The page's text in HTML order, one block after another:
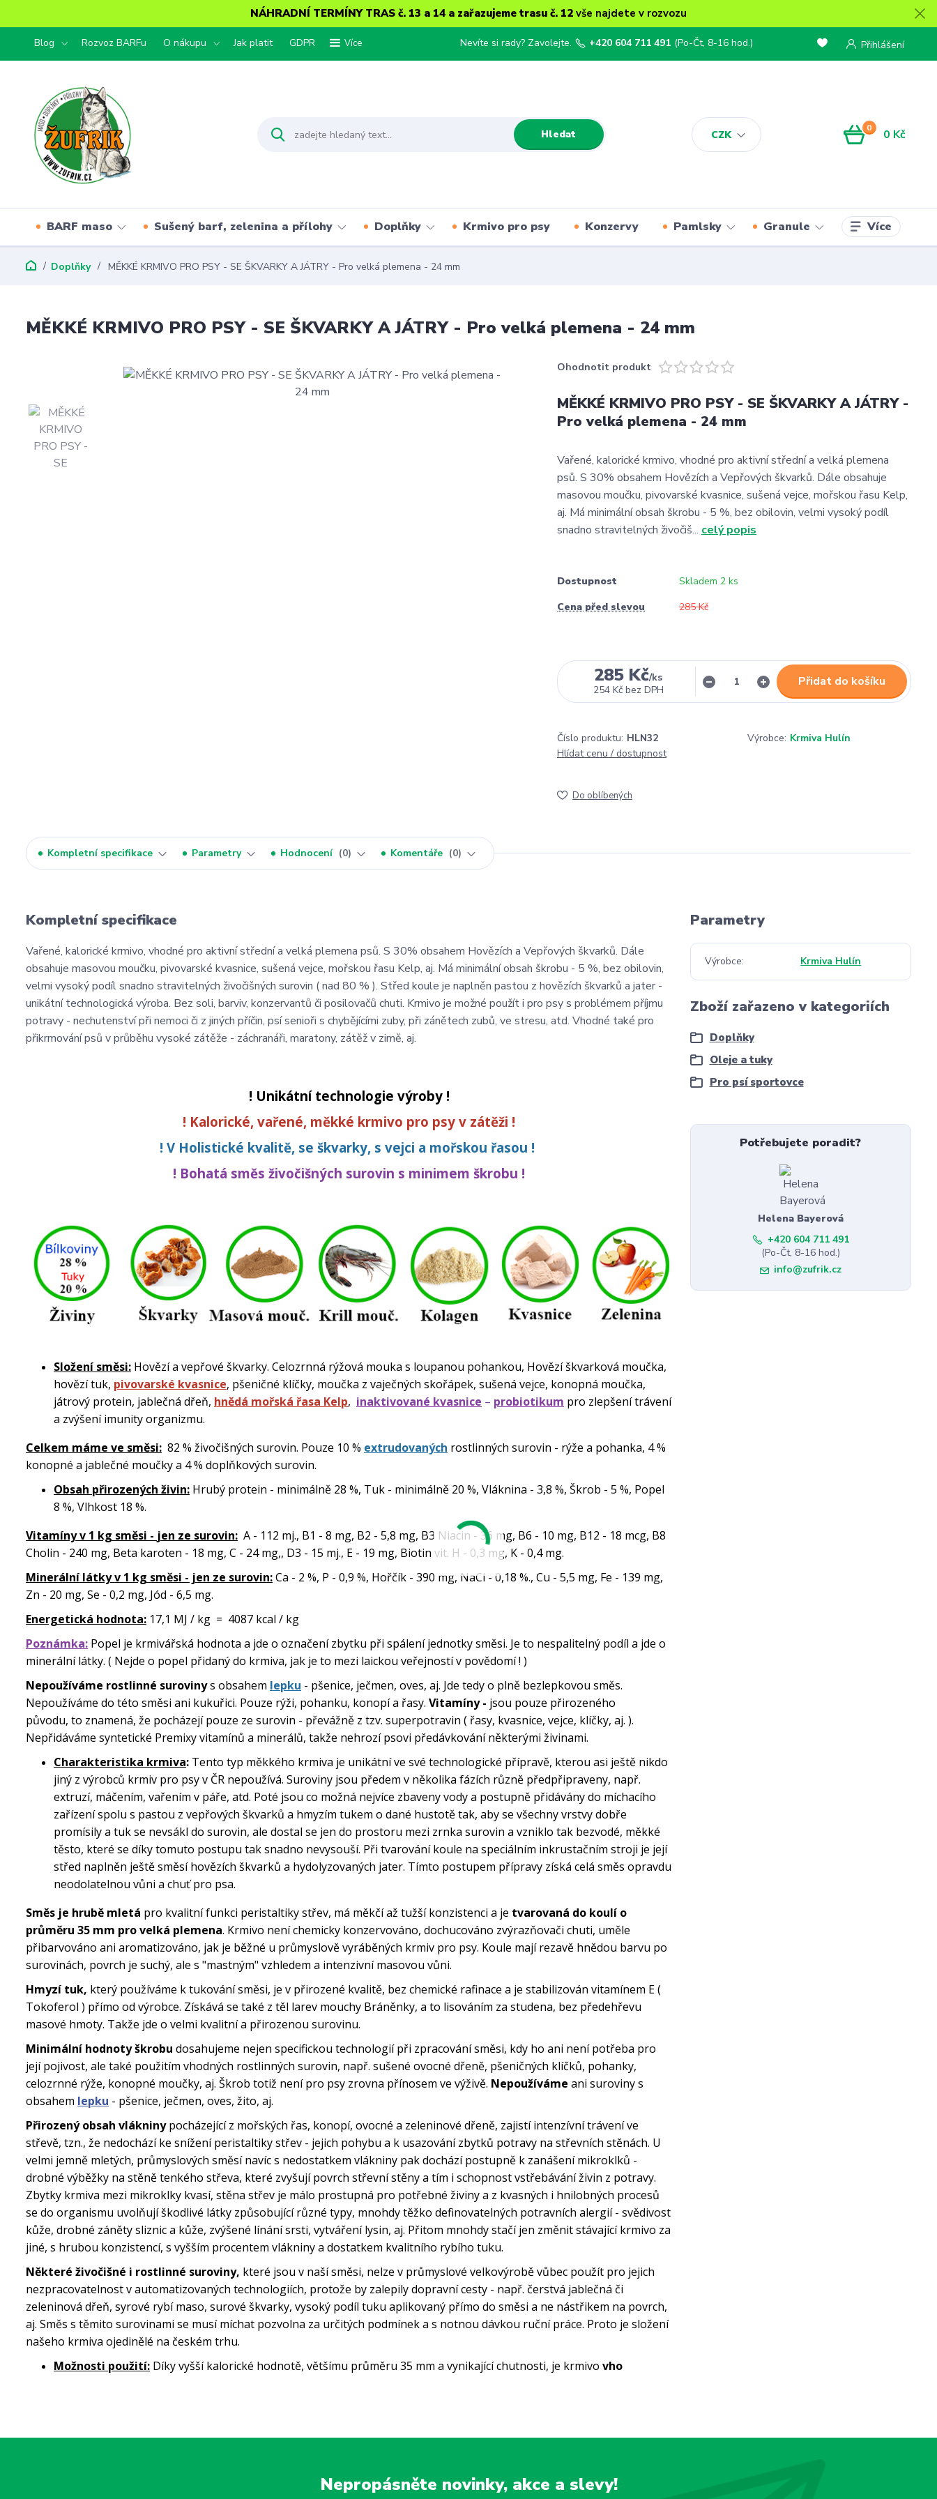
NÁHRADNÍ TERMÍNY TRAS č. 13 a 14 a zařazujeme trasu č. 12 vše najdete v rozvozu
Blog Rozvoz BARFu O nákupu Jak platit GDPR Více
CZK
Přihlášení
Hledat
Nevíte si rady? Zavolejte. +420 604 711 491 (Po-Čt, 8-16 hod.)
0 0 Kč
BARF maso Sušený barf, zelenina a přílohy Doplňky Krmivo pro psy Konzervy Pamlsky Granule Více
Doplňky MĚKKÉ KRMIVO PRO PSY - SE ŠKVARKY A JÁTRY - Pro velká plemena - 24 mm
MĚKKÉ KRMIVO PRO PSY - SE ŠKVARKY A JÁTRY - Pro velká plemena - 24 mm
Ohodnotit produkt
MĚKKÉ KRMIVO PRO PSY - SE ŠKVARKY A JÁTRY -
Pro velká plemena - 24 mm
Vařené, kalorické krmivo, vhodné pro aktivní střední a velká plemena
psů. S 30% obsahem Hovězích a Vepřových škvarků. Dále obsahuje
masovou moučku, pivovarské kvasnice, sušená vejce, mořskou řasu Kelp,
aj. Má minimální obsah škrobu - 5 %, bez obilovin, velmi vysoký podíl
snadno stravitelných živočiš... celý popis
Dostupnost
Skladem 2 ks
Cena před slevou
285 Kč
285 Kč/ks
254 Kč bez DPH
Přidat do košíku
Číslo produktu: HLN32 Výrobce: Krmiva Hulín
Hlídat cenu / dostupnost
Do oblíbených
Kompletní specifikace Parametry Hodnocení 0 Komentáře 0
Kompletní specifikace
Vařené, kalorické krmivo, vhodné pro aktivní střední a velká plemena psů. S 30% obsahem Hovězích a Vepřových škvarků. Dále
obsahuje masovou moučku, pivovarské kvasnice, sušená vejce, mořskou řasu Kelp, aj. Má minimální obsah škrobu - 5 %, bez obilovin,
velmi vysoký podíl snadno stravitelných živočišných surovin ( nad 80 % ). Střed koule je naplněn pastou z hovězích škvarků a jater -
unikátní technologická výroba. Bez soli, barviv, konzervantů či posilovačů chuti. Krmivo je možné použít i pro psy s problémem příjmu
potravy - nechutenství při nemoci či z jiných příčin, psí senioři s chybějícími zuby, při zánětech zubů, ve stresu, atd. Vhodné také pro
přikrmování psů v průběhu vysoké zátěže - záchranáři, maratony, zátěž v zimě, aj.
! Unikátní technologie výroby !
! Kalorické, vařené, měkké krmivo pro psy v zátěži !
! V Holistické kvalitě, se škvarky, s vejci a mořskou řasou !
! Bohatá směs živočišných surovin s minimem škrobu !
Složení směsi: Hovězí a vepřové škvarky. Celozrnná rýžová mouka s loupanou pohankou, Hovězí škvarková moučka,
hovězí tuk, pivovarské kvasnice, pšeničné klíčky, moučka z vaječných skořápek, sušená vejce, konopná moučka,
játrový protein, jablečná dřeň, hnědá mořská řasa Kelp, inaktivované kvasnice – probiotikum pro zlepšení trávení
a zvýšení imunity organizmu.
Celkem máme ve směsi: 82 % živočišných surovin. Pouze 10 % extrudovaných rostlinných surovin - rýže a pohanka, 4 %
konopné a jablečné moučky a 4 % doplňkových surovin.
Obsah přirozených živin: Hrubý protein - minimálně 28 %, Tuk - minimálně 20 %, Vláknina - 3,8 %, Škrob - 5 %, Popel
8 %, Vlhkost 18 %.
Vitamíny v 1 kg směsi - jen ze surovin: A - 112 mj., B1 - 8 mg, B2 - 5,8 mg, B3 Niacin - 36 mg, B6 - 10 mg, B12 - 18 mcg, B8
Cholin - 240 mg, Beta karoten - 18 mg, C - 24 mg,, D3 - 15 mj., E - 19 mg, Biotin vit. H - 0,3 mg, K - 0,4 mg.
Minerální látky v 1 kg směsi - jen ze surovin:Ca - 2 %, P - 0,9 %, Hořčík - 390 mg, NaCl - 0,18 %., Cu - 5,5 mg, Fe - 139 mg,
Zn - 20 mg, Se - 0,2 mg, Jód - 6,5 mg.
Energetická hodnota: 17,1 MJ / kg = 4087 kcal / kg
Poznámka: Popel je krmivářská hodnota a jde o označení zbytku při spálení jednotky směsi. Je to nespalitelný podíl a jde o
minerální látky. ( Nejde o popel přidaný do krmiva, jak je to mezi laickou veřejností v povědomí ! )
Nepoužíváme rostlinné surovinys obsahem lepku - pšenice, ječmen, oves, aj. Jde tedy o plně bezlepkovou směs.
Nepoužíváme do této směsi ani kukuřici. Pouze rýži, pohanku, konopí a řasy. Vitamíny - jsou pouze přirozeného
původu, to znamená, že pocházejí pouze ze surovin - převážně z tzv. superpotravin ( řasy, kvasnice, vejce, klíčky, aj. ).
Nepřidáváme syntetické Premixy vitamínů a minerálů, takže nehrozí psovi předávkování některými živinami.
Charakteristika krmiva: Tento typ měkkého krmiva je unikátní ve své technologické přípravě, kterou asi ještě nikdo
jiný z výrobců krmiv pro psy v ČR nepoužívá. Suroviny jsou předem v několika fázích různě předpřipraveny, např.
extruzí, máčením, vařením v páře, atd. Poté jsou co možná nejvíce zbaveny vody a postupně přidávány do míchacího
zařízení spolu s pastou z vepřových škvarků a hmyzím tukem o dané hustotě tak, aby se všechny vrstvy dobře
promísily a tuk se nevsákl do surovin, ale dostal se jen do prostoru mezi zrnka surovin a vzniklo tak bezvodé, měkké
těsto, které se díky tomuto postupu tak snadno nevysouší. Při tvarování koule na speciálním inkrustačním stroji je její
střed naplněn ještě směsí hovězích škvarků a hydolyzovaných jater. Tímto postupem přípravy získá celá směs opravdu
neodolatelnou vůni a chuť pro psa.
Směs je hrubě mletá pro kvalitní funkci peristaltiky střev, má měkčí až tužší konzistenci a je tvarovaná do koulí o
průměru 35 mm pro velká plemena. Krmivo není chemicky konzervováno, dochucováno zvýrazňovači chuti, uměle
přibarvováno ani aromatizováno, jak je běžné u průmyslově vyráběných krmiv pro psy. Koule mají rezavě hnědou barvu po
surovinách, povrch je suchý, ale s "mastným" vzhledem a intenzivní masovou vůni.
Hmyzí tuk, který používáme k tukování směsi, je v přirozené kvalitě, bez chemické rafinace a je stabilizován vitamínem E (
Tokoferol ) přímo od výrobce. Získává se také z těl larev mouchy Bráněnky, a to lisováním za studena, bez předehřevu
masové hmoty. Takže jde o velmi kvalitní a přirozenou surovinu.
Minimální hodnoty škrobu dosahujeme nejen specifickou technologií při zpracování směsi, kdy ho ani není potřeba pro
její pojivost, ale také použitím vhodných rostlinných surovin, např. sušené ovocné dřeně, pšeničných klíčků, pohanky,
celozrnné rýže, konopné moučky, aj. Škrob totiž není pro psy zrovna přínosem ve výživě. Nepoužíváme ani suroviny s
obsahem lepku - pšenice, ječmen, oves, žito, aj.
Přirozený obsah vlákninypocházející z mořských řas, konopí, ovocné a zeleninové dřeně, zajistí intenzívní trávení ve
střevě, tzn., že nedochází ke snížení peristaltiky střev - jejich pohybu a k usazování zbytků potravy na střevních stěnách. U
velmi jemně mletých, průmyslových směsí navíc s nedostatkem vlákniny pak dochází postupně k zanášení mikroklků -
drobné výběžky na stěně tenkého střeva, které zvyšují povrch střevní stěny a tím i schopnost vstřebávání živin z potravy.
Zbytky krmiva mezi mikroklky kvasí, stěna střev je málo prostupná pro potřebné živiny a z kvasných i hnilobných procesů
se do organismu uvolňují škodlivé látky způsobující různé typy, mnohdy těžko definovatelných potravních alergií - svědivost
kůže, drobné záněty sliznic a kůže, zvýšené línání srsti, vytváření lysin, aj. Přitom mnohdy stačí jen změnit stávající krmivo za
jiné, s hrubou konzistencí, s vyšším procentem vlákniny a dostatkem kvalitního rybího tuku.
Některé živočišné i rostlinné suroviny, které jsou v naší směsi, nelze v průmyslové velkovýrobě vůbec použít pro jejich
nezpracovatelnost v automatizovaných technologiích, protože by zalepily dopravní cesty - např. čerstvá jablečná či
zeleninová dřeň, syrové rybí maso, surové škvarky, vysoký podíl tuku aplikovaný přímo do směsi a ne nástřikem na povrch,
aj. Směs s těmito surovinami se musí míchat pozvolna za určitých podmínek a s notnou dávkou ruční práce. Proto je složení
našeho krmiva ojedinělé na českém trhu.
Možnosti použití: Díky vyšší kalorické hodnotě, většímu průměru 35 mm a vynikající chutnosti, je krmivo vho
Parametry
Výrobce Krmiva Hulín
Zboží zařazeno v kategoriích
Doplňky
Oleje a tuky
Pro psí sportovce
Potřebujete poradit?
Helena Bayerová
+420 604 711 491
(Po-Čt, 8-16 hod.)
info@zufrik.cz
Nepropásněte novinky, akce a slevy!